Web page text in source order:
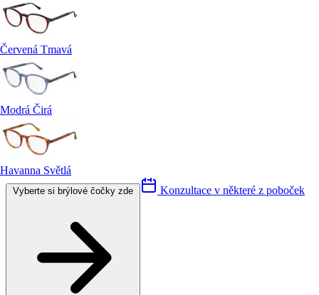
Červená Tmavá
Modrá Čirá
Havanna Světlá
Konzultace v některé z poboček